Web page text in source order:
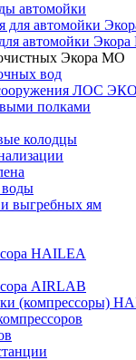
автомойки
для автомойки
автомойки
Экора МО
вод
ЛОС
полками
колодцы
воды
и выгребных ям
HAILEA
AIRLAB
(компрессоры)